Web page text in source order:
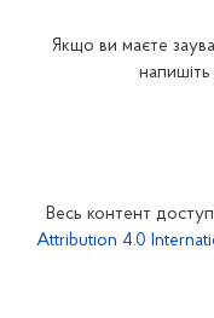
Якщо ви маєте
Весь контент
Attribution 4.0